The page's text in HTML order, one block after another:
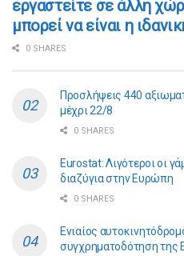
εργαστείτε σε άλλη
μπορεί να είναι η
0 SHARES
Προσλήψεις 440
μέχρι 22/8
0 SHARES
Eurostat: Λιγότεροι οι
διαζύγια στην Ευρώπη
0 SHARES
Ενιαίος
συγχρηματοδότηση της